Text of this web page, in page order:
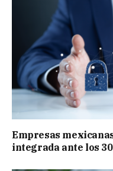
Empresas
integrada ante los